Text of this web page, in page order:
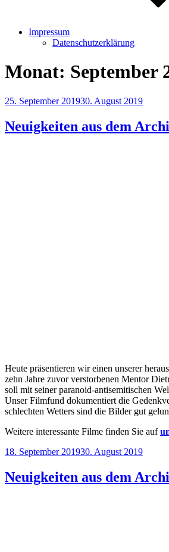
Impressum
Datenschutzerklärung
Monat: September
Veröffentlicht
25. September 201930. August 2019
Neuigkeiten aus dem
Heute präsentieren wir einen unserer
zehn Jahre zuvor verstorbenen Mentor
soll mit seiner paranoid-antisemitischen
Unser Filmfund dokumentiert die
schlechten Wetters sind die Bilder gut
Weitere interessante Filme finden Sie auf
Veröffentlicht
18. September 201930. August 2019
Neuigkeiten aus dem